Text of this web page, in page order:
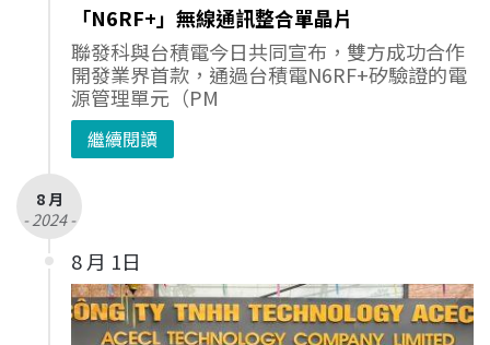
「N6RF+」無線通訊整合單晶片
聯發科與台積電今日共同宣布，雙方成功合作
開發業界首款，通過台積電N6RF+矽驗證的電
源管理單元（PM
繼續閱讀
8 月
- 2024 -
8 月 1日